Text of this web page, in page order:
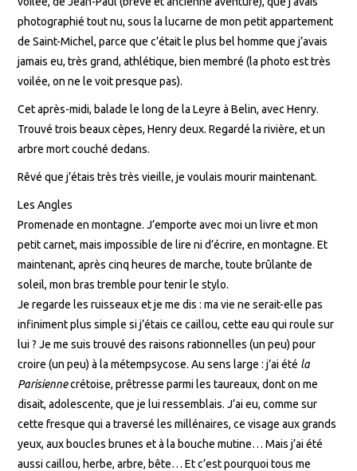
photographié tout nu, sous la lucarne de mon petit appartement
de Saint-Michel, parce que c’était le plus bel homme que j’avais
jamais eu, très grand, athlétique, bien membré (la photo est très
voilée, on ne le voit presque pas).
Cet après-midi, balade le long de la Leyre à Belin, avec Henry.
Trouvé trois beaux cèpes, Henry deux. Regardé la rivière, et un
arbre mort couché dedans.
Rêvé que j’étais très très vieille, je voulais mourir maintenant.
Les Angles
Promenade en montagne. J’emporte avec moi un livre et mon
petit carnet, mais impossible de lire ni d’écrire, en montagne. Et
maintenant, après cinq heures de marche, toute brûlante de
soleil, mon bras tremble pour tenir le stylo.
Je regarde les ruisseaux et je me dis : ma vie ne serait-elle pas
infiniment plus simple si j’étais ce caillou, cette eau qui roule sur
lui ? Je me suis trouvé des raisons rationnelles (un peu) pour
croire (un peu) à la métempsycose. Au sens large : j’ai été la
Parisiennecrétoise, prêtresse parmi les taureaux, dont on me
disait, adolescente, que je lui ressemblais. J’ai eu, comme sur
cette fresque qui a traversé les millénaires, ce visage aux grands
yeux, aux boucles brunes et à la bouche mutine… Mais j’ai été
aussi caillou, herbe, arbre, bête… Et c’est pourquoi tous me